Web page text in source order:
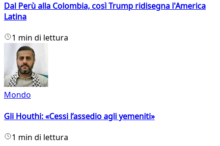
Dal Perù alla Colombia, così Trump ridisegna l'America
Latina
1 min di lettura
Mondo
Gli Houthi: «Cessi l’assedio agli yemeniti»
1 min di lettura